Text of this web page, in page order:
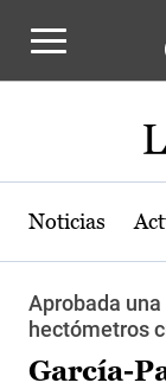
Noticias
Aprobada
hectómetros
García-